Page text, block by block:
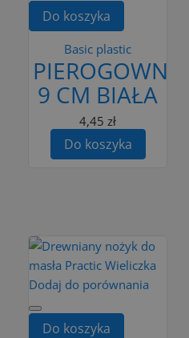
Do koszyka
Basic plastic
PIEROGOWNICA
9 CM BIAŁA
4,45 zł
Do koszyka
Dodaj do porównania
Do koszyka